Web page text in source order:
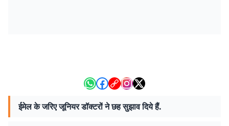
ईमेल के जरिए जूनियर डॉक्टरों ने छह सुझाव दिये हैं.